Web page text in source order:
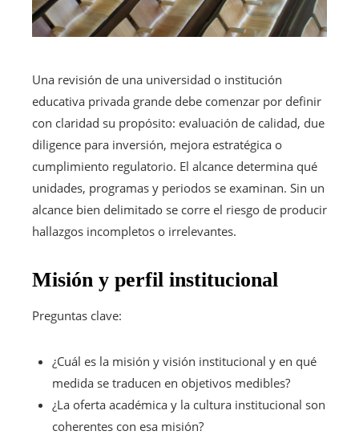
Una revisión de una universidad o institución
educativa privada grande debe comenzar por definir
con claridad su propósito: evaluación de calidad, due
diligence para inversión, mejora estratégica o
cumplimiento regulatorio. El alcance determina qué
unidades, programas y periodos se examinan. Sin un
alcance bien delimitado se corre el riesgo de producir
hallazgos incompletos o irrelevantes.
Misión y perfil institucional
Preguntas clave:
¿Cuál es la misión y visión institucional y en qué
medida se traducen en objetivos medibles?
¿La oferta académica y la cultura institucional son
coherentes con esa misión?